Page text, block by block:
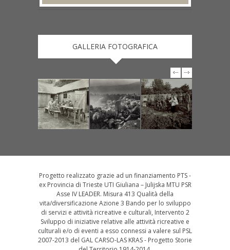
GALLERIA FOTOGRAFICA
Progetto realizzato grazie ad un finanziamento PTS -
ex Provincia di Trieste UTI Giuliana – Julijska MTU PSR
Asse IV LEADER. Misura 413 Qualità della
vita/diversificazione Azione 3 Bando per lo sviluppo
di servizi e attività ricreative e culturali, Intervento 2
Sviluppo di iniziative relative alle attività ricreative e
culturali e/o di eventi a esso connessi a valere sul PSL
2007-2013 del GAL CARSO-LAS KRAS - Progetto Storie